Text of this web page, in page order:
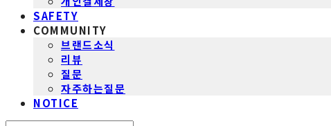
SAFETY
COMMUNITY
브랜드소식
리뷰
질문
자주하는질문
NOTICE